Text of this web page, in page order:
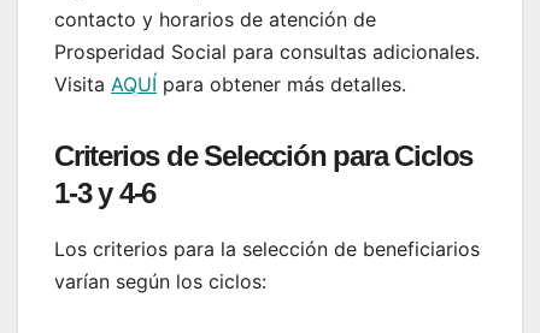
contacto y horarios de atención de
Prosperidad Social para consultas adicionales.
Visita AQUÍ para obtener más detalles.
Criterios de Selección para Ciclos
1-3 y 4-6
Los criterios para la selección de beneficiarios
varían según los ciclos: